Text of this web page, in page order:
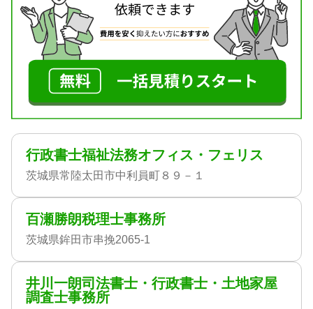
行政書士福祉法務オフィス・フェリス
茨城県常陸太田市中利員町８９－１
百瀬勝朗税理士事務所
茨城県鉾田市串挽2065-1
井川一朗司法書士・行政書士・土地家屋
調査士事務所